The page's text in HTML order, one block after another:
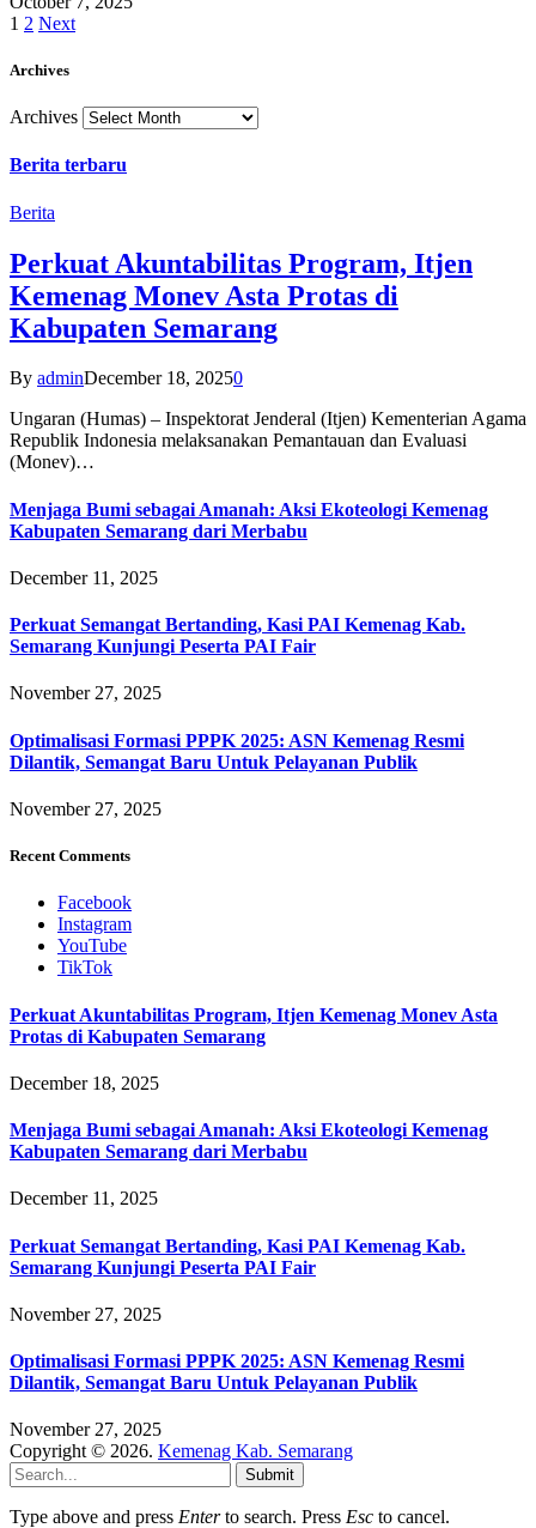
1 2 Next
Archives
Archives
Berita terbaru
Berita
Perkuat Akuntabilitas Program, Itjen
Kemenag Monev Asta Protas di
Kabupaten Semarang
By adminDecember 18, 20250
Ungaran (Humas) – Inspektorat Jenderal (Itjen) Kementerian Agama
Republik Indonesia melaksanakan Pemantauan dan Evaluasi
(Monev)…
Menjaga Bumi sebagai Amanah: Aksi Ekoteologi Kemenag
Kabupaten Semarang dari Merbabu
December 11, 2025
Perkuat Semangat Bertanding, Kasi PAI Kemenag Kab.
Semarang Kunjungi Peserta PAI Fair
November 27, 2025
Optimalisasi Formasi PPPK 2025: ASN Kemenag Resmi
Dilantik, Semangat Baru Untuk Pelayanan Publik
November 27, 2025
Recent Comments
Facebook
Instagram
YouTube
TikTok
Perkuat Akuntabilitas Program, Itjen Kemenag Monev Asta
Protas di Kabupaten Semarang
December 18, 2025
Menjaga Bumi sebagai Amanah: Aksi Ekoteologi Kemenag
Kabupaten Semarang dari Merbabu
December 11, 2025
Perkuat Semangat Bertanding, Kasi PAI Kemenag Kab.
Semarang Kunjungi Peserta PAI Fair
November 27, 2025
Optimalisasi Formasi PPPK 2025: ASN Kemenag Resmi
Dilantik, Semangat Baru Untuk Pelayanan Publik
November 27, 2025
Copyright © 2026. Kemenag Kab. Semarang
Submit
Type above and press Enterto search. Press Esc to cancel.